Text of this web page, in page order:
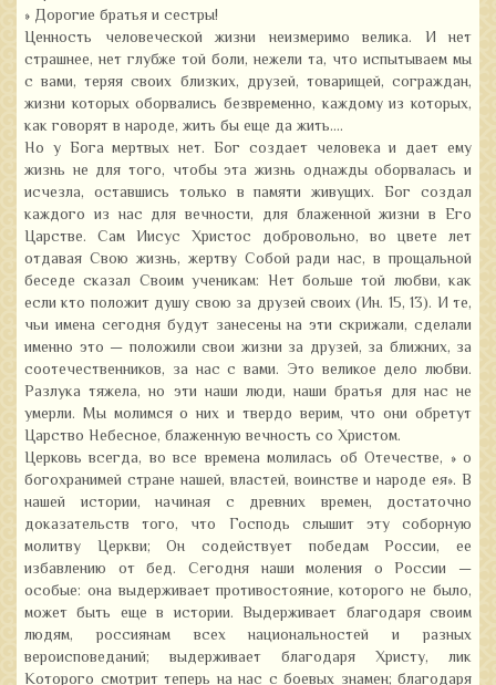
» Дорогие братья и сестры!
Ценность человеческой жизни неизмеримо велика. И нет
страшнее, нет глубже той боли, нежели та, что испытываем мы
с вами, теряя своих близких, друзей, товарищей, сограждан,
жизни которых оборвались безвременно, каждому из которых,
как говорят в народе, жить бы еще да жить….
Но у Бога мертвых нет. Бог создает человека и дает ему
жизнь не для того, чтобы эта жизнь однажды оборвалась и
исчезла, оставшись только в памяти живущих. Бог создал
каждого из нас для вечности, для блаженной жизни в Его
Царстве. Сам Иисус Христос добровольно, во цвете лет
отдавая Свою жизнь, жертву Собой ради нас, в прощальной
беседе сказал Своим ученикам: Нет больше той любви, как
если кто положит душу свою за друзей своих (Ин. 15, 13). И те,
чьи имена сегодня будут занесены на эти скрижали, сделали
именно это — положили свои жизни за друзей, за ближних, за
соотечественников, за нас с вами. Это великое дело любви.
Разлука тяжела, но эти наши люди, наши братья для нас не
умерли. Мы молимся о них и твердо верим, что они обретут
Царство Небесное, блаженную вечность со Христом.
Церковь всегда, во все времена молилась об Отечестве, » о
богохранимей стране нашей, властей, воинстве и народе ея». В
нашей истории, начиная с древних времен, достаточно
доказательств того, что Господь слышит эту соборную
молитву Церкви; Он содействует победам России, ее
избавлению от бед. Сегодня наши моления о России —
особые: она выдерживает противостояние, которого не было,
может быть еще в истории. Выдерживает благодаря своим
людям, россиянам всех национальностей и разных
вероисповеданий; выдерживает благодаря Христу, лик